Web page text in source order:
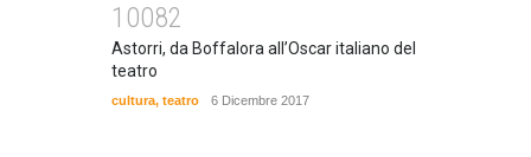
10082
Astorri, da Boffalora all’Oscar italiano del
teatro
cultura, teatro 6 Dicembre 2017